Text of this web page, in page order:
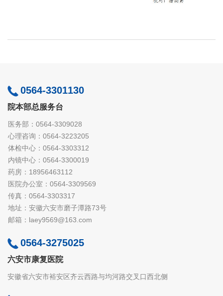
0564-3301130
院本部总服务台
医务部：0564-3309028
心理咨询：0564-3223205
体检中心：0564-3303312
内镜中心：0564-3300019
药房：18956463112
医院办公室：0564-3309569
传真：0564-3303317
地址：安徽六安市磨子潭路73号
邮箱：laey9569@163.com
0564-3275025
六安市康复医院
安徽省六安市裕安区齐云西路与均河路交叉口西北侧